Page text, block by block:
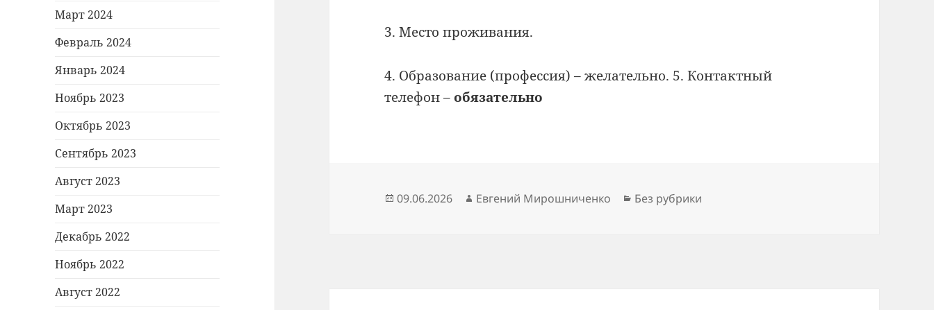
Март 2024
Февраль 2024
Январь 2024
Ноябрь 2023
Октябрь 2023
Сентябрь 2023
Август 2023
Март 2023
Декабрь 2022
Ноябрь 2022
Август 2022
3. Место проживания.
4. Образование (профессия) – желательно. 5. Контактный
телефон – обязательно
Опубликовано
09.06.2026 Автор
Евгений Мирошниченко Рубрики
Без рубрики